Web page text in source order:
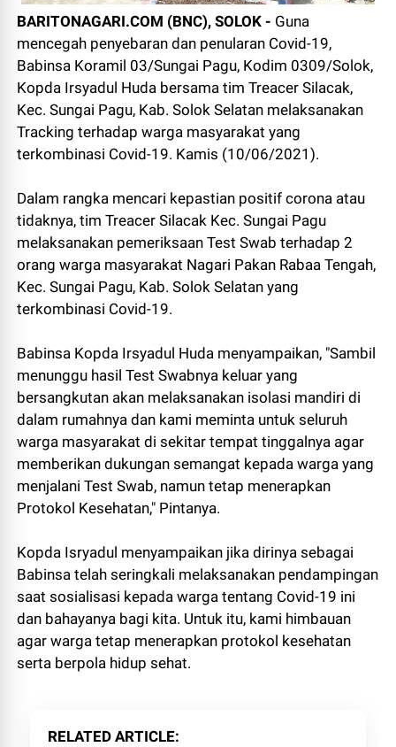
BARITONAGARI.COM (BNC), SOLOK - Guna
mencegah penyebaran dan penularan Covid-19,
Babinsa Koramil 03/Sungai Pagu, Kodim 0309/Solok,
Kopda Irsyadul Huda bersama tim Treacer Silacak,
Kec. Sungai Pagu, Kab. Solok Selatan melaksanakan
Tracking terhadap warga masyarakat yang
terkombinasi Covid-19. Kamis (10/06/2021).
Dalam rangka mencari kepastian positif corona atau
tidaknya, tim Treacer Silacak Kec. Sungai Pagu
melaksanakan pemeriksaan Test Swab terhadap 2
orang warga masyarakat Nagari Pakan Rabaa Tengah,
Kec. Sungai Pagu, Kab. Solok Selatan yang
terkombinasi Covid-19.
Babinsa Kopda Irsyadul Huda menyampaikan, "Sambil
menunggu hasil Test Swabnya keluar yang
bersangkutan akan melaksanakan isolasi mandiri di
dalam rumahnya dan kami meminta untuk seluruh
warga masyarakat di sekitar tempat tinggalnya agar
memberikan dukungan semangat kepada warga yang
menjalani Test Swab, namun tetap menerapkan
Protokol Kesehatan," Pintanya.
Kopda Isryadul menyampaikan jika dirinya sebagai
Babinsa telah seringkali melaksanakan pendampingan
saat sosialisasi kepada warga tentang Covid-19 ini
dan bahayanya bagi kita. Untuk itu, kami himbauan
agar warga tetap menerapkan protokol kesehatan
serta berpola hidup sehat.
RELATED ARTICLE